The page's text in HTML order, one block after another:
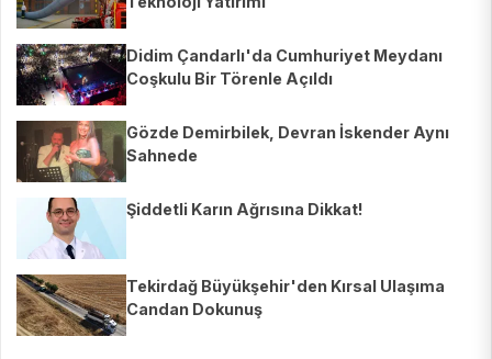
Didim Çandarlı'da Cumhuriyet Meydanı
Coşkulu Bir Törenle Açıldı
Gözde Demirbilek, Devran İskender Aynı
Sahnede
Şiddetli Karın Ağrısına Dikkat!
Tekirdağ Büyükşehir'den Kırsal Ulaşıma
Candan Dokunuş